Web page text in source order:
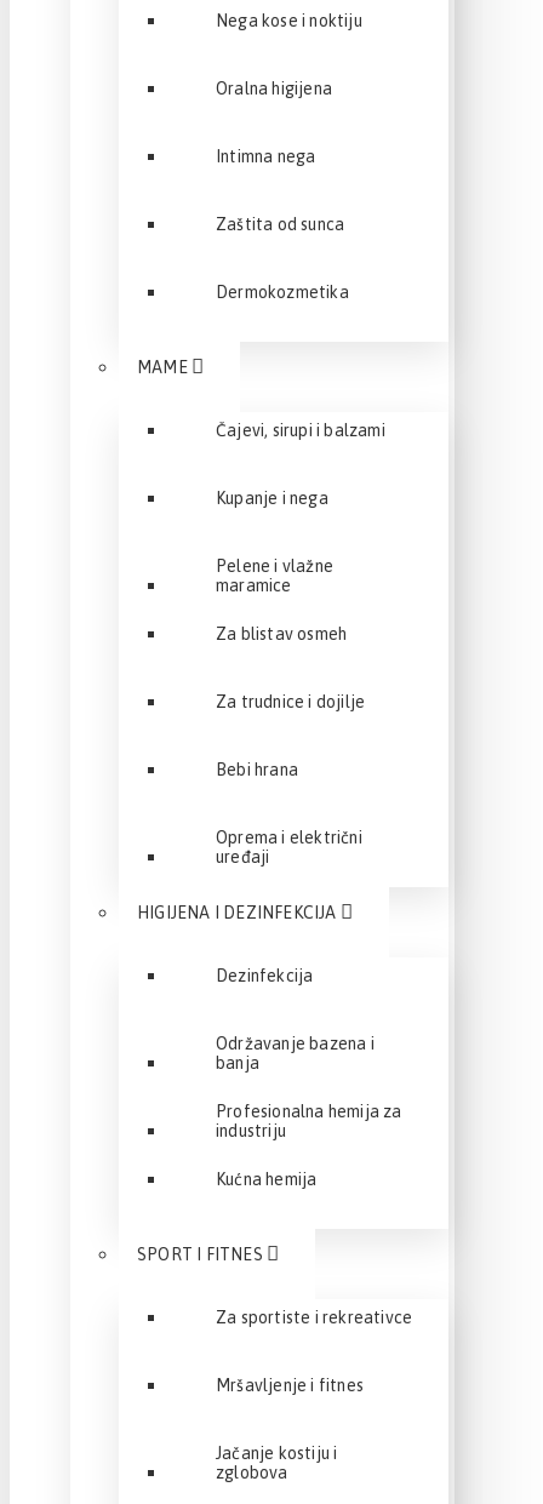
Nega kose i noktiju
Oralna higijena
Intimna nega
Zaštita od sunca
Dermokozmetika
MAME
Čajevi, sirupi i balzami
Kupanje i nega
Pelene i vlažne
maramice
Za blistav osmeh
Za trudnice i dojilje
Bebi hrana
Oprema i električni
uređaji
HIGIJENA I DEZINFEKCIJA
Dezinfekcija
Održavanje bazena i
banja
Profesionalna hemija za
industriju
Kućna hemija
SPORT I FITNES
Za sportiste i rekreativce
Mršavljenje i fitnes
Jačanje kostiju i
zglobova